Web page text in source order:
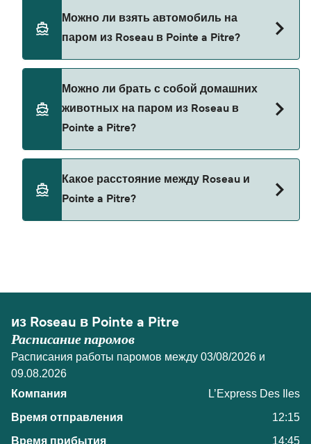
пароме из Roseau в Pointe a Pitre с
Можно ли взять автомобиль на
паром из Roseau в Pointe a Pitre?
Можно ли брать с собой домашних
животных на паром из Roseau в
Pointe a Pitre?
брать на паромы между Roseau и Pointe a Pitre.
Какое расстояние между Roseau и
Pointe a Pitre?
из Roseau в Pointe a Pitre
Расписание паромов
Расписания работы паромов между 03/08/2026 и
09.08.2026
L’Express Des Iles
12:15
14:45